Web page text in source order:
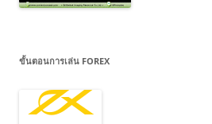
ขั้นตอนการเล่น FOREX